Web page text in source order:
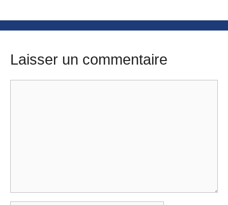
Laisser un commentaire